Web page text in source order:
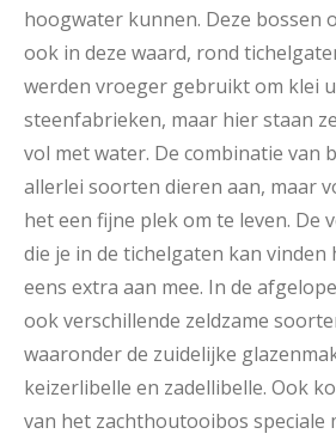
hoogwater kunnen. Deze bossen
ook in deze waard, rond
werden vroeger gebruikt om klei
steenfabrieken, maar hier staan
vol met water. De combinatie van
allerlei soorten dieren aan, maar
het een fijne plek om te leven. De
die je in de tichelgaten kan
eens extra aan mee. In de
ook verschillende zeldzame
waaronder de zuidelijke
keizerlibelle en zadellibelle. Ook
van het zachthoutooibos speciale